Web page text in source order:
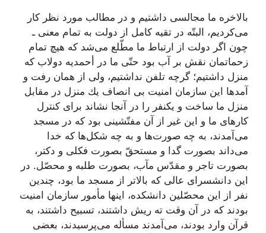
بالاخره ما مجالسى داشتیم و در مطالب مورد نظر كار
مى‌كردیم، البتّه در تقیه كامل از دولت به تمام معنى ـ
چون اگر دولت از ارتباط ما مطّلع مى‌شد كه هیچ تمام
زحماتمان نقش بر آب بود حتّى ما در أحمدیه دولاب كه
منزل داشتیم؛ گرچه تلفن نداشتیم، ولى از همان رفت و
آمدها این سازمان امنیت بى انصاف یك منزل در مقابل
منزل ما ساخت و یكنفر را در آنجا نشاند براى كنترل
كارهاى ما و این غیر از آن مفتّشینى بود كه در مسجد
مى‌آمدند، به چه صورت‌ها و به چه شكل‌ها كه خدا
مى‌داند بصورت گدا و مستحقّ بصورت فكلى و دكتر،
بصورت تاجر و مقدّس مآب، بصورت طلبه و محصّل. در
این دانشسراى عالى كه بالاتر از مسجد ما بود، چندین
نفر از این محصّلین دانشكده، اینها مأمور سازمان امنیت
بودند كه در آن وقت ته ریش داشتند، تسبیح داشتند، به
قرآن وارد بودند، مى‌آمدند مسأله مى‌پرسیدند، بعضى